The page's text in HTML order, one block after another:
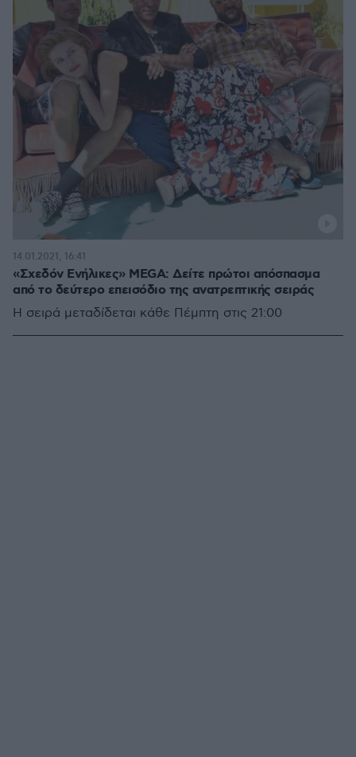
«Σχεδόν Ενήλικες» MEGA: Δείτε πρώτοι απόσπασμα
από το δεύτερο επεισόδιο της ανατρεπτικής σειράς
Η σειρά μεταδίδεται κάθε Πέμπτη στις 21:00
14.01.2021, 16:41